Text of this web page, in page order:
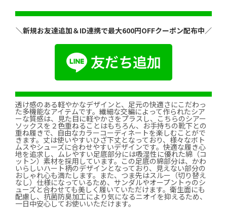
＼新規お友達追加＆ID連携で最大600円OFFクーポン配布中／
透け感のある軽やかなデザインと、足元の快適さにこだわっ
た多機能なアイテムです。繊細な交編によって作られたシア
ーな質感は、見た目に軽やかさをプラスし、こちらのシアー
ソックスを２色重ねることはもちろん、お手持ちの靴下との
重ね履きで、自由なカラーコーディネートを楽しむことがで
きます。丈は使いやすいひざ下丈となっており、様々なボト
ムスやシューズに合わせやすいデザインです。快適な履き心
地を追求し、ムレやすい足底部分には吸湿性に優れた綿（コ
ットン）素材を採用しています。この足底の綿部分は、かわ
いらしいハート柄のデザインとなっており、見えない部分の
おしゃれ心も満たします。また、つま先はスルー（切り替え
なし）仕様になっているため、サンダルやオープントゥのシ
ューズと合わせても美しく履いていただけます。衛生面にも
配慮し、抗菌防臭加工により気になるニオイを抑えるため、
一日中安心してお使いいただけます。